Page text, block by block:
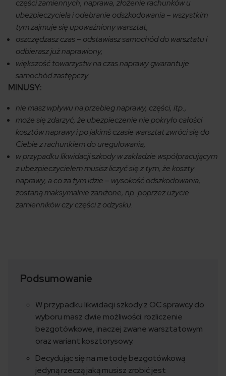
części zamiennych, naprawa, złożenie rachunków u
ubezpieczyciela i odebranie odszkodowania – wszystkim
tym zajmuje się upoważniony warsztat,
oszczędzasz czas – odstawiasz samochód do warsztatu i
odbierasz już naprawiony,
większość towarzystw na czas naprawy gwarantuje
samochód zastępczy.
MINUSY:
nie masz wpływu na przebieg naprawy, części, itp.,
może się zdarzyć, że ubezpieczenie nie pokryło całości
kosztów naprawy i po jakimś czasie warsztat zwróci się do
Ciebie z rachunkiem do uregulowania,
w przypadku likwidacji szkody w zakładzie współpracującym
z ubezpieczycielem musisz liczyć się z tym, że koszty
naprawy, a co za tym idzie – wysokość odszkodowania,
zostaną maksymalnie zaniżone, np. poprzez użycie
zamienników czy części z odzysku.
Podsumowanie
W przypadku likwidacji szkody z OC sprawcy do
wyboru masz dwie możliwości: rozliczenie
bezgotówkowe, inaczej zwane warsztatowym
oraz wariant kosztorysowy.
Decydując się na metodę bezgotówkową
jedyną rzeczą jaką musisz zrobić jest